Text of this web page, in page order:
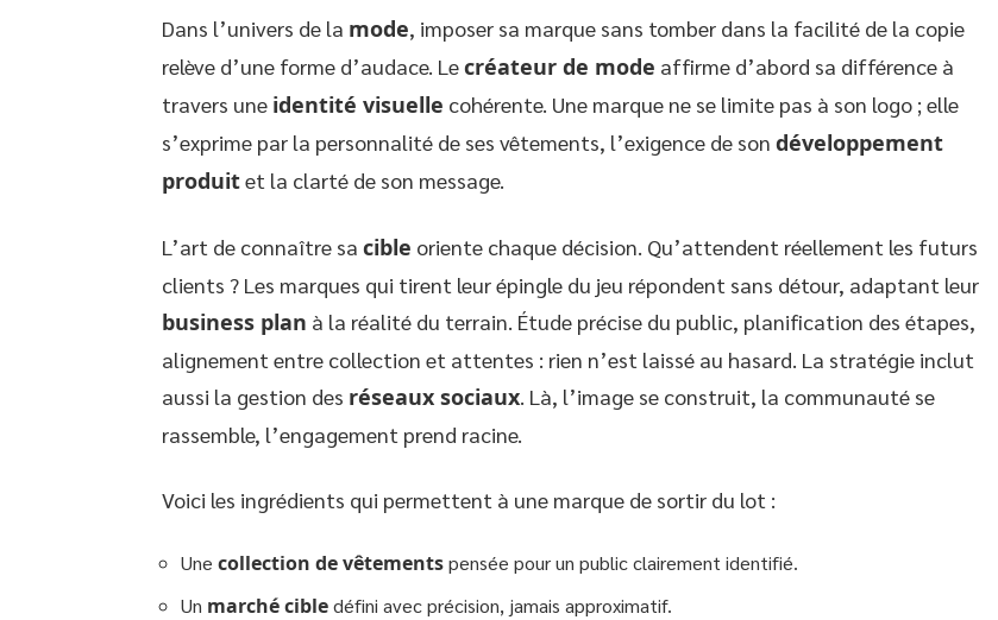
Dans l’univers de la mode, imposer sa marque sans tomber dans la facilité de la copie
relève d’une forme d’audace. Lecréateur de mode affirme d’abord sa différence à
travers une identité visuelle cohérente. Une marque ne se limite pas à son logo ; elle
s’exprime par la personnalité de ses vêtements, l’exigence de son développement
produitet la clarté de son message.
L’art de connaître sa cible oriente chaque décision. Qu’attendent réellement les futurs
clients ? Les marques qui tirent leur épingle du jeu répondent sans détour, adaptant leur
business plan à la réalité du terrain. Étude précise du public, planification des étapes,
alignement entre collection et attentes : rien n’est laissé au hasard. La stratégie inclut
aussi la gestion des réseaux sociaux . Là, l’image se construit, la communauté se
rassemble, l’engagement prend racine.
Voici les ingrédients qui permettent à une marque de sortir du lot :
Une collection de vêtementspensée pour un public clairement identifié.
Un marché cibledéfini avec précision, jamais approximatif.